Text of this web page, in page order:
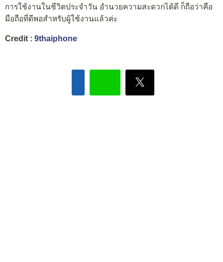
การใช้งานในชีวิตประจำวัน อำนวยความสะดวกได้ดี ก็ถือว่าคือ
มือถือที่ดีพอสำหรับผู้ใช้งานแล้วค่ะ
Credit : 9thaiphone